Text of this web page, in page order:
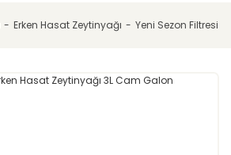
Erken Hasat Zeytinyağı Yeni Sezon Filtresiz